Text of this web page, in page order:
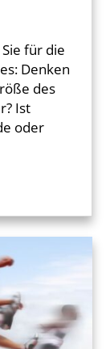
für die
Denken
des
Ist
oder